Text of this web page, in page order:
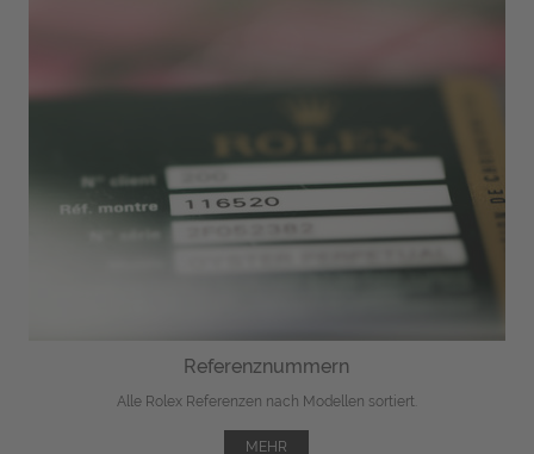
Referenznummern
Alle Rolex Referenzen nach Modellen sortiert.
MEHR